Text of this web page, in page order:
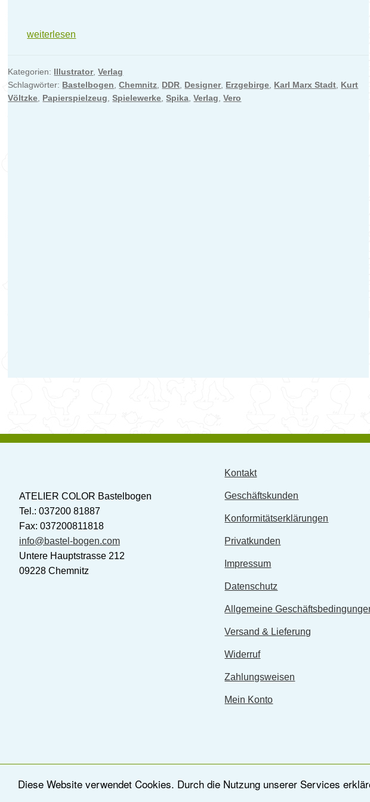
Diese Website verwendet Cookies. Durch die Nutzung unserer Services
Unsere
Spiele-
Tradition
weiterlesen
Kategorien: Illustrator,Verlag
Schlagwörter: Bastelbogen,Chemnitz, DDR, Designer, Erzgebirge, Karl Marx Stadt, Kurt
Völtzke, Papierspielzeug,Spielewerke,Spika,Verlag,Vero
ATELIER COLOR Bastelbogen
Tel.: 037200 81887
Fax: 037200811818
info@bastel-bogen.com
Untere Hauptstrasse 212
09228 Chemnitz
Kontakt
Geschäftskunden
Konformitätserklärungen
Privatkunden
Impressum
Datenschutz
Allgemeine
Versand & Lieferung
Widerruf
Zahlungsweisen
Mein Konto
www.atelier-color.de